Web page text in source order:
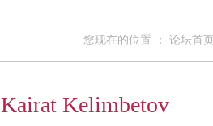
您现在的位置 ： 论坛首页
Kairat Kelimbetov